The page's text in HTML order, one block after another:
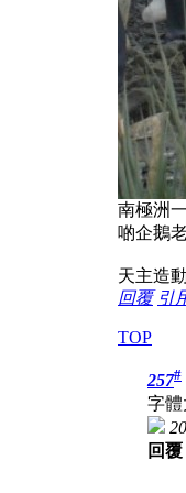
南極洲
啲企鵝
天主造
回覆 引
TOP
257#
字體
回覆